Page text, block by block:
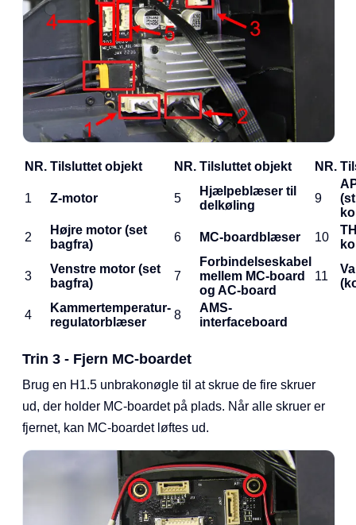
NR. Tilsluttet objekt NR. Tilsluttet objekt NR.
1 Z-motor 5
Hjælpeblæser til
delkøling
9
2
Højre motor (set
bagfra)
6 MC-boardblæser 10
3
Venstre motor (set
bagfra)
7
Forbindelseskabel
mellem MC-board
og AC-board
11
4
Kammertemperatur-
regulatorblæser
8
AMS-
interfaceboard
Trin 3 - Fjern MC-boardet
Brug en H1.5 unbrakonøgle til at skrue de fire skruer
ud, der holder MC-boardet på plads. Når alle skruer er
fjernet, kan MC-boardet løftes ud.